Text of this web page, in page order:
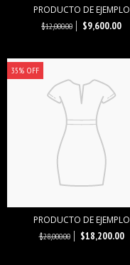
PRODUCTO DE EJEMPLO
$12,000.00 $9,600.00
35% OFF
PRODUCTO DE EJEMPLO
$28,000.00 $18,200.00